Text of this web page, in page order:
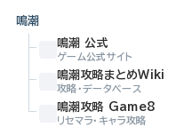
鳴潮
鳴潮 公式
ゲーム公式サイト
鳴潮攻略まとめWiki
攻略・データベース
鳴潮攻略 Game8
リセマラ・キャラ攻略